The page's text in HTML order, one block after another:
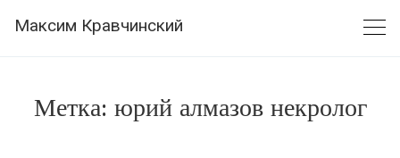
Максим Кравчинский
Метка: юрий алмазов некролог